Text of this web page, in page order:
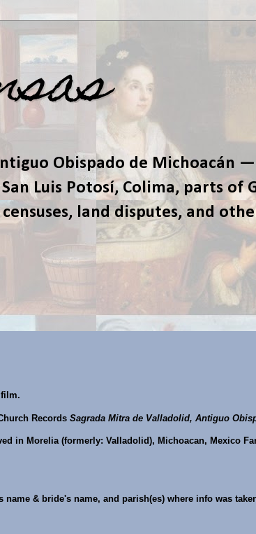
Obispado de Michoacán
Luis Potosí, Colima, parts of
land disputes, and
Records Sagrada Mitra de Valladolid, Antiguo
in Morelia (formerly: Valladolid), Michoacan, Mexico
& bride's name, and parish(es) where info was